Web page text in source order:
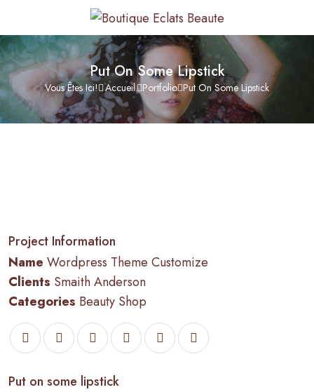
Put On Some Lipstick
Vous Êtes Ici! Accueil Portfolio Put On Some Lipstick
Project Information
Name Wordpress Theme Customize
Clients Smaith Anderson
Categories Beauty Shop
Put on some lipstick